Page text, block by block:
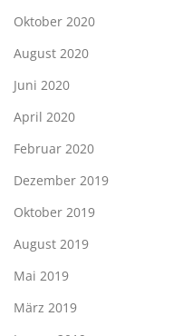
Oktober 2020
August 2020
Juni 2020
April 2020
Februar 2020
Dezember 2019
Oktober 2019
August 2019
Mai 2019
März 2019